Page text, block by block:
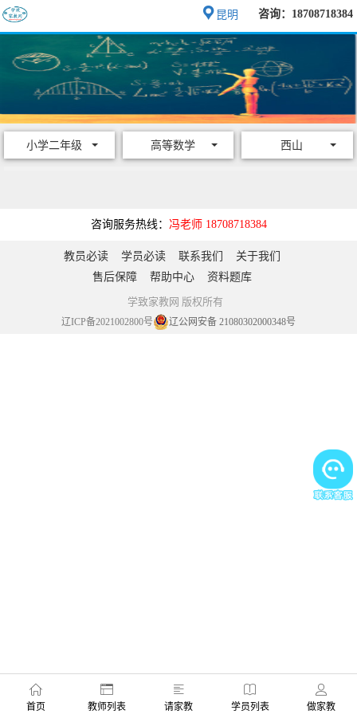
咨询：18708718384
昆明
小学二年级 高等数学 西山
咨询服务热线： 冯老师 18708718384
教员必读 学员必读 联系我们
关于我们
售后保障
帮助中心 资料题库
学致家教网 版权所有
辽ICP备2021002800号 辽公网安备 21080302000348号
首页 教师列表 请家教 学员列表 做家教